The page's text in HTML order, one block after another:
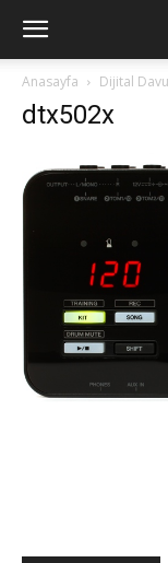
Anasayfa Dijital
dtx502x